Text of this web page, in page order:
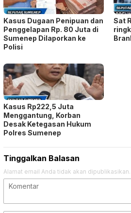
Kasus Dugaan Penipuan dan
Penggelapan Rp. 80 Juta di
Sumenep Dilaporkan ke
Polisi
Sat
Kasus Rp222,5 Juta
Menggantung, Korban
Desak Ketegasan Hukum
Polres Sumenep
Tinggalkan Balasan
Alamat email Anda tidak akan dipublikasikan.